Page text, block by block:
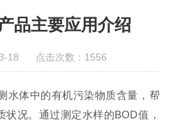
品主要应用介绍
18 点击次数：1556
体中的有机污染物质含量，帮
况。通过测定水样的BOD值，